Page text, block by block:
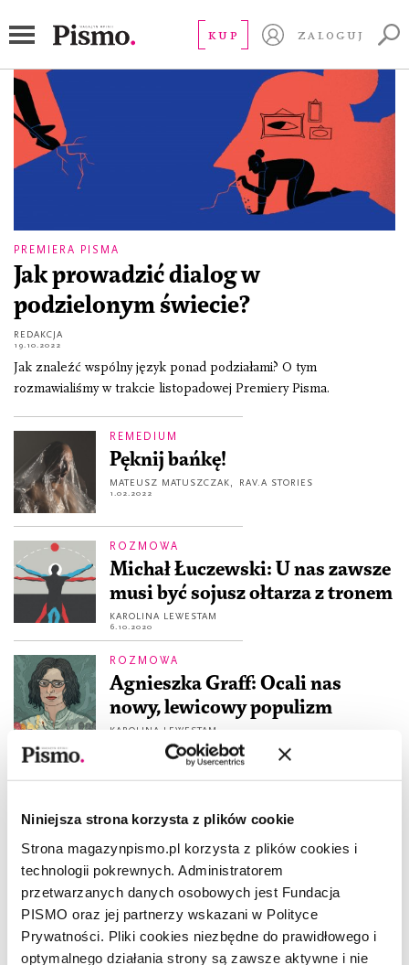
Niniejsza strona korzysta z plików cookie
Strona magazynpismo.pl korzysta z plików cookies i
technologii pokrewnych. Administratorem
przetwarzanych danych osobowych jest Fundacja
PISMO oraz jej partnerzy wskazani w Polityce
Prywatności. Pliki cookies niezbędne do prawidłowego i
optymalnego działania strony są zawsze aktywne i nie
KUP ZALOGUJ
PREMIERA PISMA
Jak prowadzić dialog w
podzielonym świecie?
REDAKCJA
19.10.2022
Jak znaleźć wspólny język ponad podziałami? O tym
rozmawialiśmy w trakcie listopadowej Premiery Pisma.
REMEDIUM
Pęknij bańkę!
MATEUSZ MATUSZCZAK, RAV.A STORIES
1.02.2022
ROZMOWA
Michał Łuczewski: U nas zawsze
musi być sojusz ołtarza z tronem
KAROLINA LEWESTAM
6.10.2020
ROZMOWA
Agnieszka Graff: Ocali nas
nowy, lewicowy populizm
KAROLINA LEWESTAM
JAKUB MAJMUREK
Czarne księżniczki Disneya
ZUZANNA KOWALCZYK
7.01.2020